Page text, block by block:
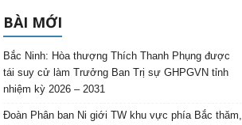
BÀI MỚI
Bắc Ninh: Hòa thượng Thích Thanh Phụng được
tái suy cử làm Trưởng Ban Trị sự GHPGVN tỉnh
nhiệm kỳ 2026 – 2031
Đoàn Phân ban Ni giới TW khu vực phía Bắc thăm,